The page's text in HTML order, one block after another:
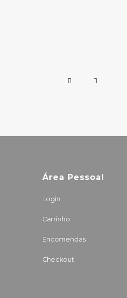
Área Pessoal
Login
Carrinho
Encomendas
Checkout